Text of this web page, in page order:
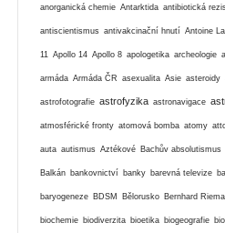
anorganická chemie Antarktida antibiotická
antiscientismus antivakcinační hnutí Antoine
11 Apollo 14 Apollo 8 apologetika archeologie
armáda Armáda ČR asexualita Asie asteroidy
astrofotografie astrofyzika astronavigace
atmosférické fronty atomová bomba atomy
auta autismus Aztékové Bachův absolutismus
Balkán bankovnictví banky barevná televize
baryogeneze BDSM Bělorusko Bernhard
biochemie biodiverzita bioetika biogeografie